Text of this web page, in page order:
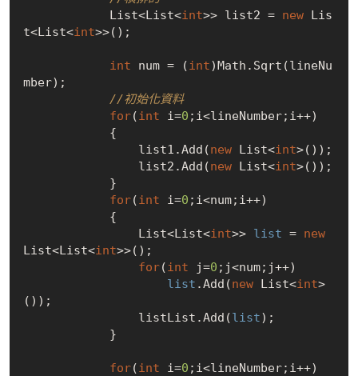
            List<List<
int>> list2 = new Lis
t<List<int>>();
int num = (int)Math.Sqrt(lineNu
mber);
//初始化資料
for(int i=0 ;i<lineNumber;i++)
                list1.Add(
new List<int>());
                list2.Add(
new List<int>());
for(int i=0 ;i<num;i++)
                List<List<
int>> list = new
List<List<int>>();
for(int j=0 ;j<num;j++)
list .Add(new List<int>
());
                listList.Add(
list);
for(int i=0 ;i<lineNumber;i++)